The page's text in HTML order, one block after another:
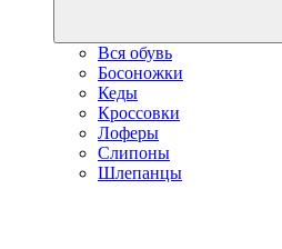
Вся обувь
Босоножки
Кеды
Кроссовки
Лоферы
Слипоны
Шлепанцы